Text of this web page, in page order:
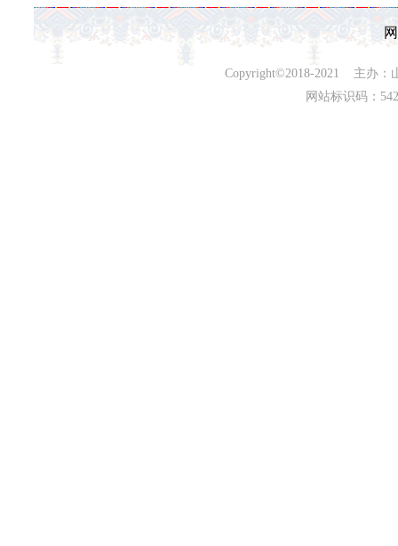
Copyright©2018-2021 主办：
网站标识码：